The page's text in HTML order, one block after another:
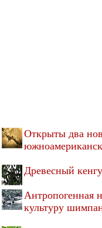
Открыты два
Древесный
Антропогенная
культуру